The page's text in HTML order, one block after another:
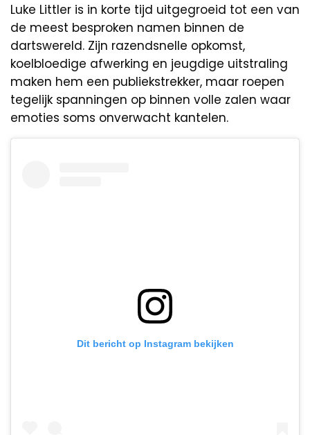
Luke Littler is in korte tijd uitgegroeid tot een van
de meest besproken namen binnen de
dartswereld. Zijn razendsnelle opkomst,
koelbloedige afwerking en jeugdige uitstraling
maken hem een publiekstrekker, maar roepen
tegelijk spanningen op binnen volle zalen waar
emoties soms onverwacht kantelen.
Dit bericht op Instagram bekijken